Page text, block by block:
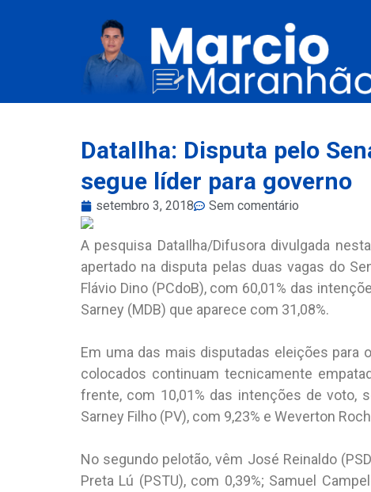
DataIlha: Disputa pelo
segue líder para governo
setembro 3, 2018 Sem comentário
A pesquisa DataIlha/Difusora divulgada
apertado na disputa pelas duas vagas do
Flávio Dino (PCdoB), com 60,01% das
Sarney (MDB) que aparece com 31,08%.
Em uma das mais disputadas eleições para
colocados continuam tecnicamente
frente, com 10,01% das intenções de voto,
Sarney Filho (PV), com 9,23% e Weverton
No segundo pelotão, vêm José Reinaldo
Preta Lú (PSTU), com 0,39%; Samuel